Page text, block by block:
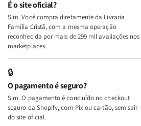
Deus
+
A
Mulher
Lar
+
A
Lar
É o site oficial?
Sim. Você compra diretamente da Livraria
Família Cristã, com a mesma operação
reconhecida por mais de 299 mil avaliações nos
marketplaces.
🔒
O pagamento é seguro?
Sim. O pagamento é concluído no checkout
seguro da Shopify, com Pix ou cartão, sem sair
do site oficial.